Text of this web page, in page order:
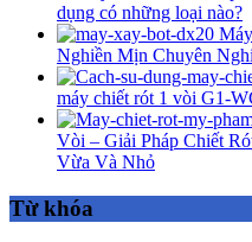
dụng có những loại nào?
Nghiền Mịn Chuyên
máy chiết rót 1 vòi G1-
Vòi – Giải Pháp Chiết
Vừa Và Nhỏ
Từ khóa